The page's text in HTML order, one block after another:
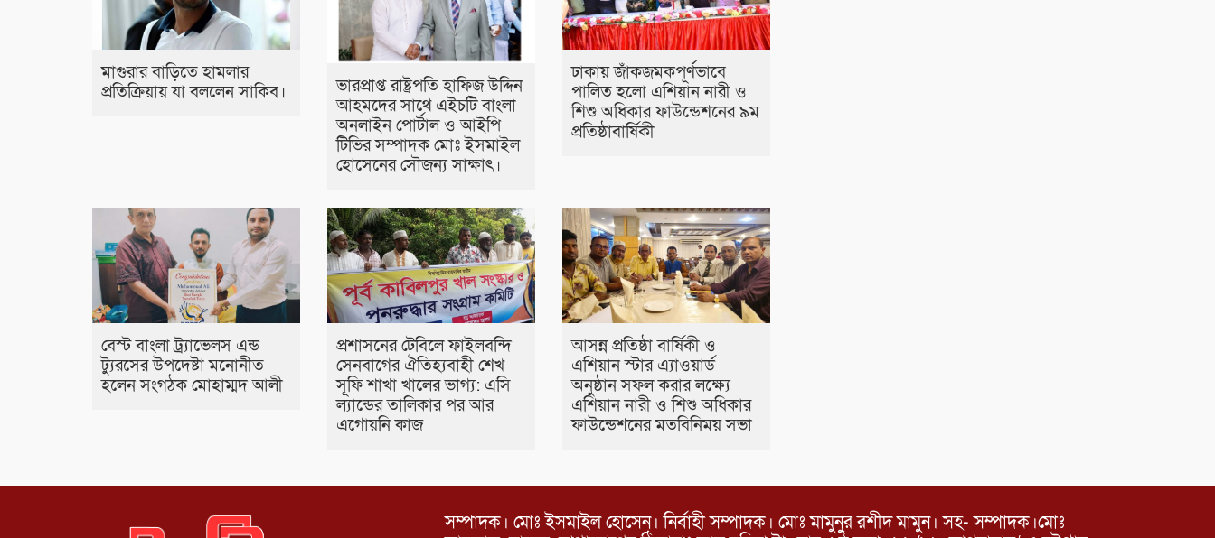
মাগুরার বাড়িতে হামলার
প্রতিক্রিয়ায় যা বললেন সাকিব।
ভারপ্রাপ্ত রাষ্ট্রপতি হাফিজ উদ্দিন
আহমদের সাথে এইচটি বাংলা
অনলাইন পোর্টাল ও আইপি
টিভির সম্পাদক মোঃ ইসমাইল
হোসেনের সৌজন্য সাক্ষাৎ।
ঢাকায় জাঁকজমকপূর্ণভাবে
পালিত হলো এশিয়ান নারী ও
শিশু অধিকার ফাউন্ডেশনের ৯ম
প্রতিষ্ঠাবার্ষিকী
বেস্ট বাংলা ট্র্যাভেলস এন্ড
ট্যুরসের উপদেষ্টা মনোনীত
হলেন সংগঠক মোহাম্মদ আলী
প্রশাসনের টেবিলে ফাইলবন্দি
সেনবাগের ঐতিহ্যবাহী শেখ
সূফি শাখা খালের ভাগ্য: এসি
ল্যান্ডের তালিকার পর আর
এগোয়নি কাজ
আসন্ন প্রতিষ্ঠা বার্ষিকী ও
এশিয়ান স্টার এ‍্যাওয়ার্ড
অনুষ্ঠান সফল করার লক্ষ্যে
এশিয়ান নারী ও শিশু অধিকার
ফাউন্ডেশনের মতবিনিময় সভা
সম্পাদক। মোঃ ইসমাইল হোসেন। নির্বাহী সম্পাদক। মোঃ মামুনুর রশীদ মামুন। সহ- সম্পাদক।মোঃ